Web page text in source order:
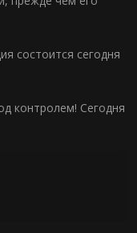
состоится сегодня
контролем! Сегодня